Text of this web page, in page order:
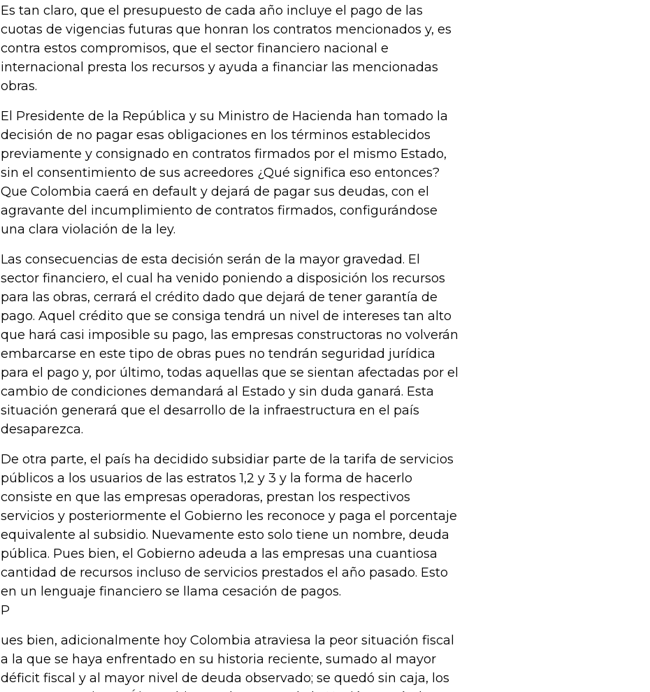
Es tan claro, que el presupuesto de cada año incluye el pago de las
cuotas de vigencias futuras que honran los contratos mencionados y, es
contra estos compromisos, que el sector financiero nacional e
internacional presta los recursos y ayuda a financiar las mencionadas
obras.
El Presidente de la República y su Ministro de Hacienda han tomado la
decisión de no pagar esas obligaciones en los términos establecidos
previamente y consignado en contratos firmados por el mismo Estado,
sin el consentimiento de sus acreedores ¿Qué significa eso entonces?
Que Colombia caerá en default y dejará de pagar sus deudas, con el
agravante del incumplimiento de contratos firmados, configurándose
una clara violación de la ley.
Las consecuencias de esta decisión serán de la mayor gravedad. El
sector financiero, el cual ha venido poniendo a disposición los recursos
para las obras, cerrará el crédito dado que dejará de tener garantía de
pago. Aquel crédito que se consiga tendrá un nivel de intereses tan alto
que hará casi imposible su pago, las empresas constructoras no volverán
embarcarse en este tipo de obras pues no tendrán seguridad jurídica
para el pago y, por último, todas aquellas que se sientan afectadas por el
cambio de condiciones demandará al Estado y sin duda ganará. Esta
situación generará que el desarrollo de la infraestructura en el país
desaparezca.
De otra parte, el país ha decidido subsidiar parte de la tarifa de servicios
públicos a los usuarios de las estratos 1,2 y 3 y la forma de hacerlo
consiste en que las empresas operadoras, prestan los respectivos
servicios y posteriormente el Gobierno les reconoce y paga el porcentaje
equivalente al subsidio. Nuevamente esto solo tiene un nombre, deuda
pública. Pues bien, el Gobierno adeuda a las empresas una cuantiosa
cantidad de recursos incluso de servicios prestados el año pasado. Esto
en un lenguaje financiero se llama cesación de pagos.
P
ues bien, adicionalmente hoy Colombia atraviesa la peor situación fiscal
a la que se haya enfrentado en su historia reciente, sumado al mayor
déficit fiscal y al mayor nivel de deuda observado; se quedó sin caja, los